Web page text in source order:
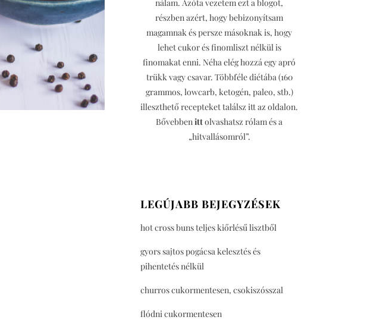
nálam. Azóta vezetem ezt a blogot,
részben azért, hogy bebizonyítsam
magamnak és persze másoknak is, hogy
lehet cukor és finomliszt nélkül is
finomakat enni. Néha elég hozzá egy apró
trükk vagy csavar. Többféle diétába (160
grammos, lowcarb, ketogén, paleo, stb.)
illeszthető recepteket találsz itt az oldalon.
Bővebbenittolvashatsz rólam és a
„hitvallásomról”.
LEGÚJABB BEJEGYZÉSEK
hot cross buns teljes kiőrlésű lisztből
gyors sajtos pogácsa kelesztés és
pihentetés nélkül
churros cukormentesen, csokiszósszal
flódni cukormentesen